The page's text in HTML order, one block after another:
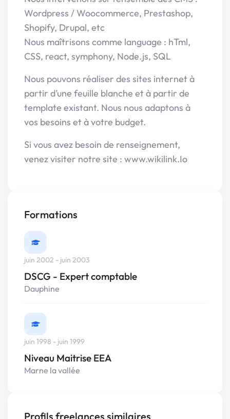
Wordpress / Woocommerce, Prestashop,
Shopify, Drupal, etc
Nous maîtrisons comme language : hTml,
CSS, react, symphony, Node.js, SQL
Nous pouvons réaliser des sites internet à
partir d’une feuille blanche et à partir de
template existant. Nous nous adaptons à
vos besoins et à votre budget.
Si vous avez besoin de renseignement,
venez visiter notre site : www.wikilink.Io
Formations
juin 2002 - juin 2003
DSCG - Expert comptable
Dauphine
juin 1998 - juin 1999
Niveau Maitrise EEA
Marne la vallée
Profils freelances similaires